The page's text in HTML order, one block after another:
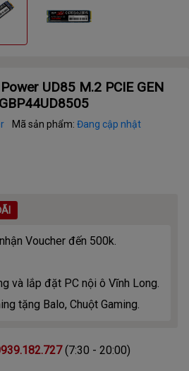
UD85 M.2 PCIE GEN
Mã sản phẩm: Đang cập nhật
Voucher đến 500k.
và lắp đặt PC nội ô Vĩnh Long.
tặng Balo, Chuột Gaming.
(7:30 - 20:00)